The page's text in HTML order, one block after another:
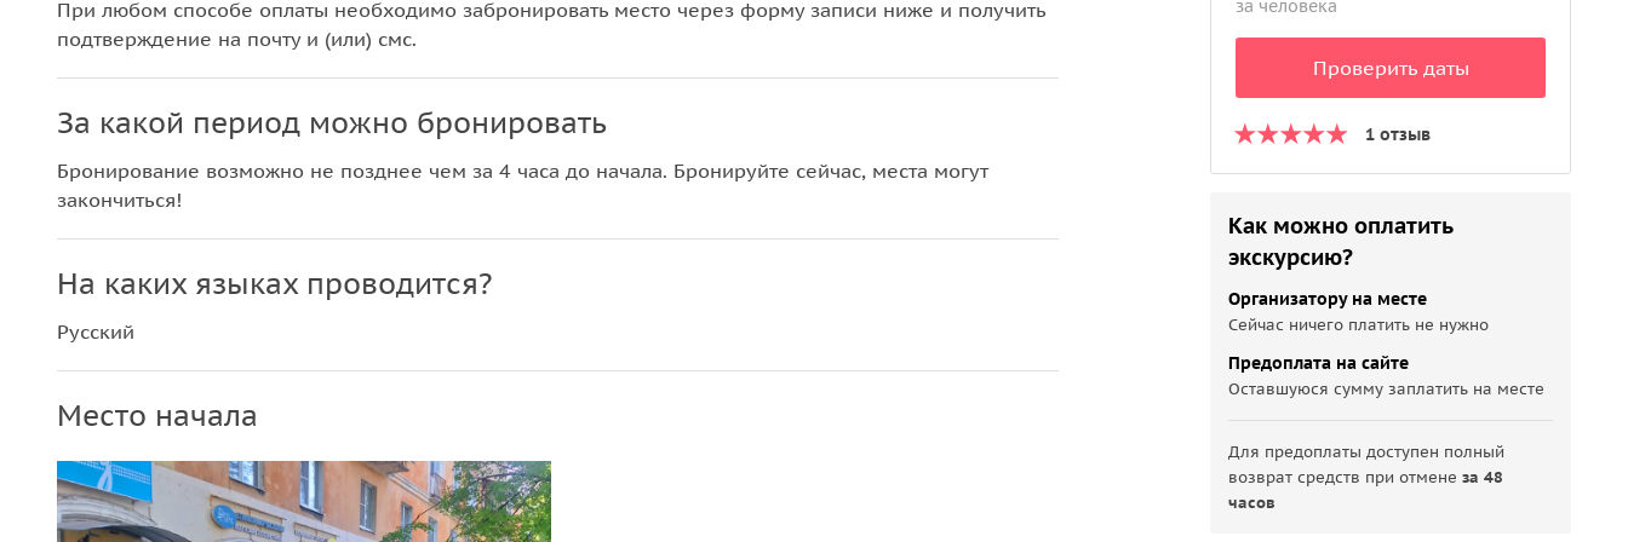
При любом способе оплаты необходимо забронировать место через форму записи ниже и получить
подтверждение на почту и (или) смс.
За какой период можно бронировать
Бронирование возможно не позднее чем за 4 часа до начала. Бронируйте сейчас, места могут
закончиться!
На каких языках проводится?
Русский
Место начала
за человека
Проверить даты
1 отзыв
Как можно оплатить
экскурсию?
Организатору на месте
Сейчас ничего платить не нужно
Предоплата на сайте
Оставшуюся сумму заплатить на месте
Для предоплаты доступен полный
возврат средств при отменеза 48
часов